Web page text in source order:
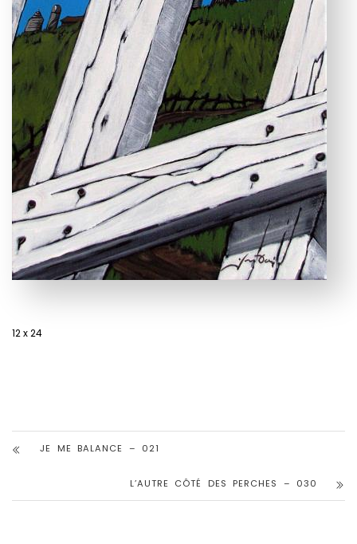
12 x 24
JE ME BALANCE – 021
L’AUTRE CÔTÉ DES PERCHES – 030